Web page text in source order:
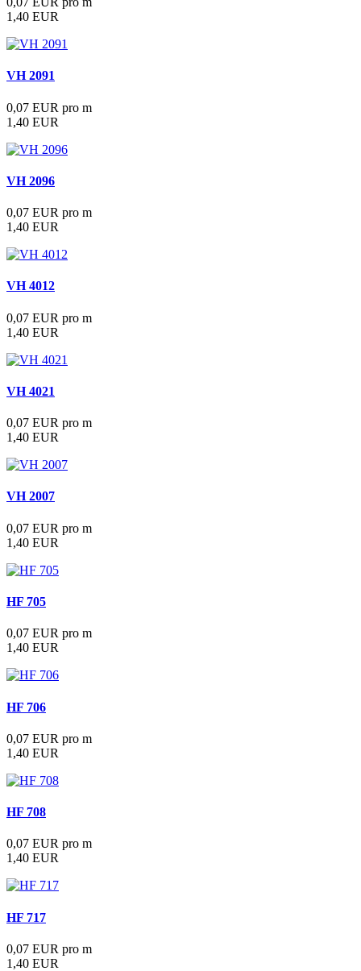
1,40 EUR
VH 2091
0,07 EUR pro m
1,40 EUR
VH 2096
0,07 EUR pro m
1,40 EUR
VH 4012
0,07 EUR pro m
1,40 EUR
VH 4021
0,07 EUR pro m
1,40 EUR
VH 2007
0,07 EUR pro m
1,40 EUR
HF 705
0,07 EUR pro m
1,40 EUR
HF 706
0,07 EUR pro m
1,40 EUR
HF 708
0,07 EUR pro m
1,40 EUR
HF 717
0,07 EUR pro m
1,40 EUR